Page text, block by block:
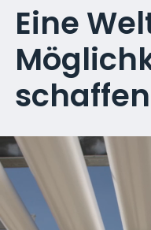
Eine
schaffen